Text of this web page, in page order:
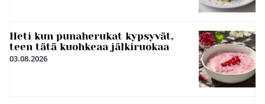
Heti kun punaherukat kypsyvät,
teen tätä kuohkeaa jälkiruokaa
03.08.2026